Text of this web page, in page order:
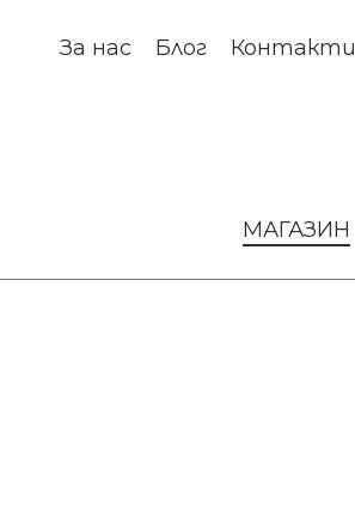
За нас Блог Контакти
МАГАЗИН